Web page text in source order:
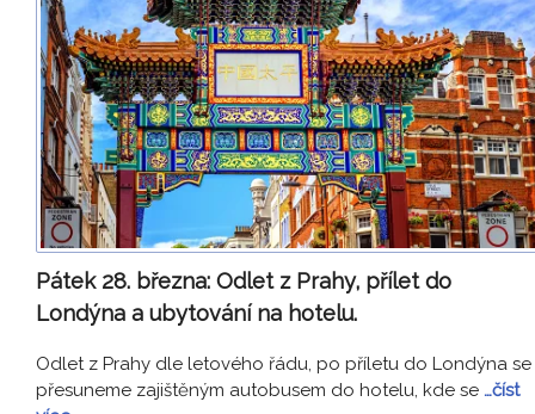
Pátek 28. března: Odlet z Prahy, přílet do
Londýna a ubytování na hotelu.
Odlet z Prahy dle letového řádu, po příletu do Londýna se
přesuneme zajištěným autobusem do hotelu, kde se …číst